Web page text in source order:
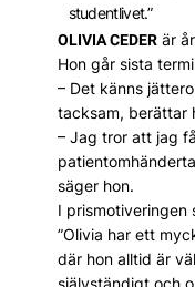
studentlivet.”
OLIVIA CEDERär
Hon går sista
– Det känns
tacksam, berättar
– Jag tror att jag
säger hon.
I prismotiveringen
”Olivia har ett
där hon alltid är
självständigt och